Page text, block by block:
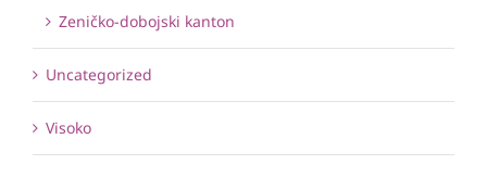
Zeničko-dobojski kanton
Uncategorized
Visoko